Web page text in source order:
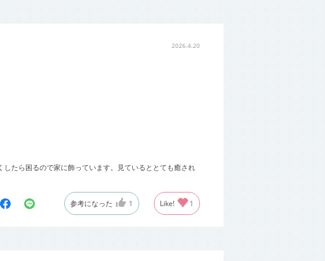
2026.4.20
たら困るので家に飾っています。見ているととても癒され
参考になった 1 Like! 1